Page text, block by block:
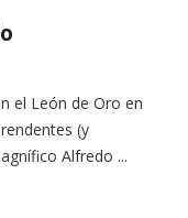
el León de Oro en
(y
Alfredo ...